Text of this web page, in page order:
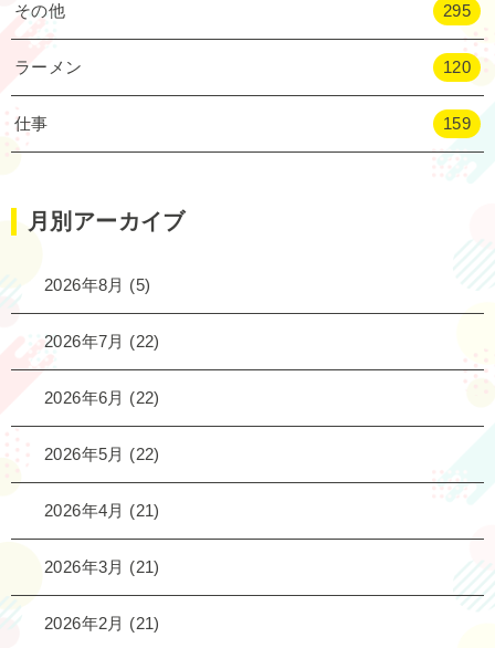
その他 295
ラーメン 120
仕事 159
月別アーカイブ
2026年8月 (5)
2026年7月 (22)
2026年6月 (22)
2026年5月 (22)
2026年4月 (21)
2026年3月 (21)
2026年2月 (21)